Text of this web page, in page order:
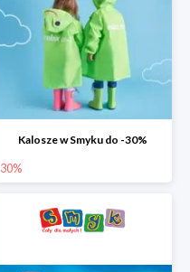
Kalosze w Smyku do -30%
30%